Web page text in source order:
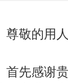
尊敬的用
首先感谢